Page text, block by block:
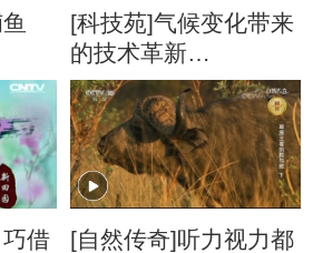
[科技苑]气候变化带来
的技术革新
(20160224)
借
[自然传奇]听力视力都